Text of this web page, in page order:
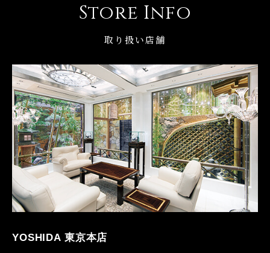
Store Info
取り扱い店舗
YOSHIDA 東京本店